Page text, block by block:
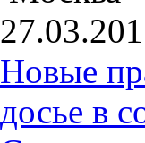
Новые
досье в